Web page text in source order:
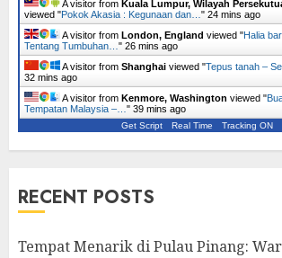
A visitor from Kuala Lumpur, Wilayah
viewed "Pokok Akasia : Kegunaan dan… " 24 mins ago
A visitor from London, England viewed "Halia
Tentang Tumbuhan… " 26 mins ago
A visitor from Shanghai viewed "Tepus tanah –
32 mins ago
A visitor from Kenmore, Washington viewed "
Tempatan Malaysia –… " 39 mins ago
Get Script Real Time Tracking ON
RECENT POSTS
Tempat Menarik di Pulau Pinang: